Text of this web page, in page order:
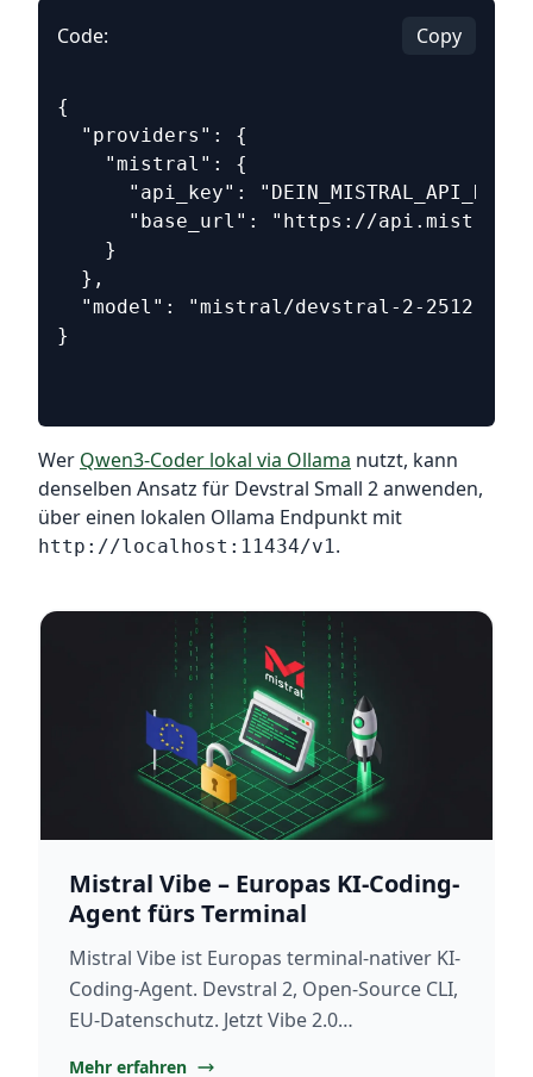
Code: Copy
{
"providers": {
"mistral": {
"api_key": "DEIN_MISTRAL_API_KEY",
"base_url": "https://
}
},
"model": "mistral/devstral-2-2512"
}
Wer Qwen3-Coder lokal via Ollama nutzt, kann
denselben Ansatz für Devstral Small 2 anwenden,
über einen lokalen Ollama Endpunkt mit
http://localhost:11434/v1.
Mistral Vibe – Europas KI-Coding-
Agent fürs Terminal
Mistral Vibe ist Europas terminal-nativer KI-
Coding-Agent. Devstral 2, Open-Source CLI,
EU-Datenschutz. Jetzt Vibe 2.0
Mehr erfahren